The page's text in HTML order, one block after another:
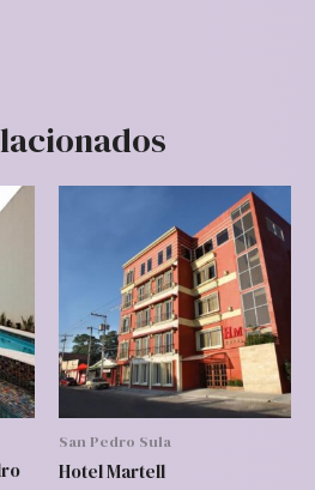
San Pedro Sula
Hotel Martell